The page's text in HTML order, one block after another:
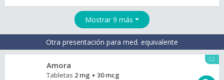
Mostrar 9 más
Otra presentación para med. equivalente
C2
Amora
Tabletas 2 mg + 30 mcg